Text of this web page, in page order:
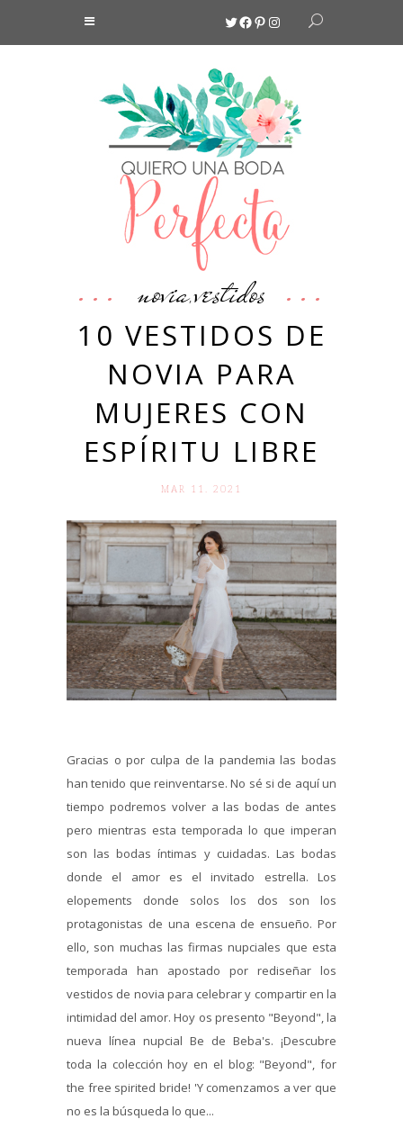
Twitter
Facebook
Pinterest
Instagram
novia,vestidos
10 VESTIDOS DE
NOVIA PARA
MUJERES CON
ESPÍRITU LIBRE
MAR 11. 2021
Gracias o por culpa de la pandemia las bodas
han tenido que reinventarse. No sé si de aquí un
tiempo podremos volver a las bodas de antes
pero mientras esta temporada lo que imperan
son las bodas íntimas y cuidadas. Las bodas
donde el amor es el invitado estrella. Los
elopements donde solos los dos son los
protagonistas de una escena de ensueño. Por
ello, son muchas las firmas nupciales que esta
temporada han apostado por rediseñar los
vestidos de novia para celebrar y compartir en la
intimidad del amor. Hoy os presento "Beyond", la
nueva línea nupcial Be de Beba's. ¡Descubre
toda la colección hoy en el blog: "Beyond", for
the free spirited bride! 'Y comenzamos a ver que
no es la búsqueda lo que...